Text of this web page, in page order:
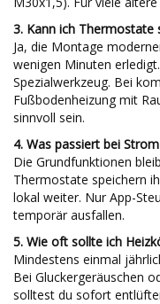
3. Kann ich Thermostate
Ja, die Montage
wenigen Minuten
Spezialwerkzeug. Bei
Fußbodenheizung mit
sinnvoll sein.
4. Was passiert bei
Die Grundfunktionen
Thermostate speichern
lokal weiter. Nur App-
temporär ausfallen.
5. Wie oft sollte ich
Mindestens einmal
Bei Gluckergeräuschen
solltest du sofort